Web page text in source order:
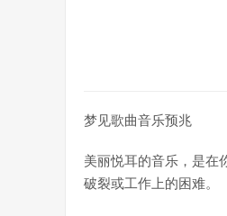
梦见歌曲音乐预兆
美丽悦耳的音乐，是在
破裂或工作上的困难。